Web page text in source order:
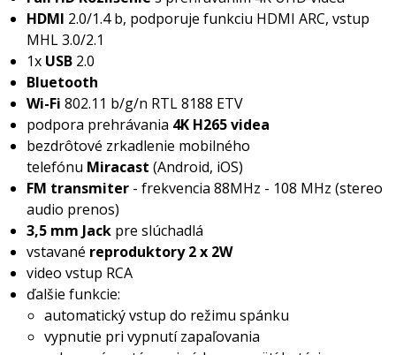
HDMI 2.0/1.4 b, podporuje funkciu HDMI ARC, vstup
MHL 3.0/2.1
1x USB 2.0
Bluetooth
Wi-Fi 802.11 b/g/n RTL 8188 ETV
podpora prehrávania 4K H265 videa
bezdrôtové zrkadlenie mobilného
telefónu Miracast (Android, iOS)
FM transmiter - frekvencia 88MHz - 108 MHz (stereo
audio prenos)
3,5 mm Jack pre slúchadlá
vstavané reproduktory 2 x 2W
video vstup RCA
ďalšie funkcie:
automatický vstup do režimu spánku
vypnutie pri vypnutí zapaľovania